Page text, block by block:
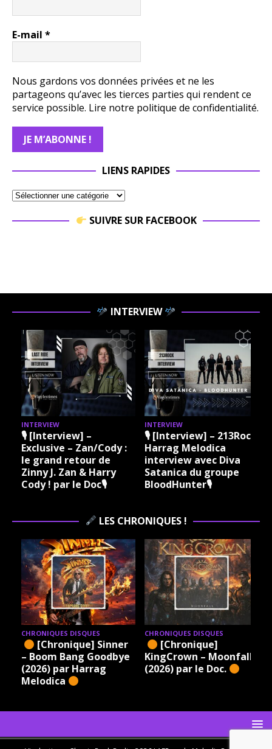
E-mail *
Nous gardons vos données privées et ne les
partageons qu’avec les tierces parties qui rendent ce
service possible. Lire notre politique de confidentialité.
LIENS RAPIDES
SUIVRE SUR FACEBOOK
INTERVIEW
INTERVIEW
🎙 [Interview] –
Exclusive – Zan/Cody :
le grand retour de
Zinny J. Zan & Harry
Cody ! par le Doc🎙
INTERVIEW
🎙 [Interview] – 213Rock
Harrag Melodica
interview avec Diva
Satanica du groupe
BloodHunter🎙
LES CHRONIQUES !
CHRONIQUES DISQUES
[Chronique] Sinner
– Boom Bang Goodbye
(2026) par Harrag
Melodica
CHRONIQUES DISQUES
[Chronique]
KingCrown – Moonfall
(2026) par le Doc.